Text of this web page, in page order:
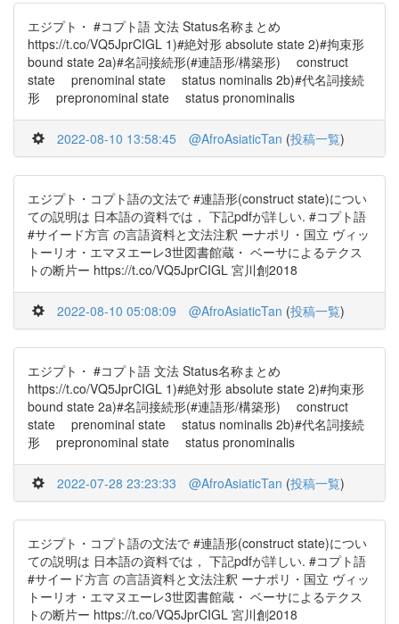
エジプト・ #コプト語 文法 Status名称まとめ
https://t.co/VQ5JprCIGL 1)#絶対形 absolute state 2)#拘束形
bound state 2a)#名詞接続形(#連語形/構築形) construct
state prenominal state status nominalis 2b)#代名詞接続
形 prepronominal state status pronominalis
2022-08-10 13:58:45 @AfroAsiaticTan (投稿一覧)
エジプト・コプト語の文法で #連語形(construct state)につい
ての説明は 日本語の資料では， 下記pdfが詳しい. #コプト語
#サイード方言 の言語資料と文法注釈 ーナポリ・国立 ヴィッ
トーリオ・エマヌエーレ3世図書館蔵・ ベーサによるテクス
トの断片ー https://t.co/VQ5JprCIGL 宮川創2018
2022-08-10 05:08:09 @AfroAsiaticTan (投稿一覧)
エジプト・ #コプト語 文法 Status名称まとめ
https://t.co/VQ5JprCIGL 1)#絶対形 absolute state 2)#拘束形
bound state 2a)#名詞接続形(#連語形/構築形) construct
state prenominal state status nominalis 2b)#代名詞接続
形 prepronominal state status pronominalis
2022-07-28 23:23:33 @AfroAsiaticTan (投稿一覧)
エジプト・コプト語の文法で #連語形(construct state)につい
ての説明は 日本語の資料では， 下記pdfが詳しい. #コプト語
#サイード方言 の言語資料と文法注釈 ーナポリ・国立 ヴィッ
トーリオ・エマヌエーレ3世図書館蔵・ ベーサによるテクス
トの断片ー https://t.co/VQ5JprCIGL 宮川創2018